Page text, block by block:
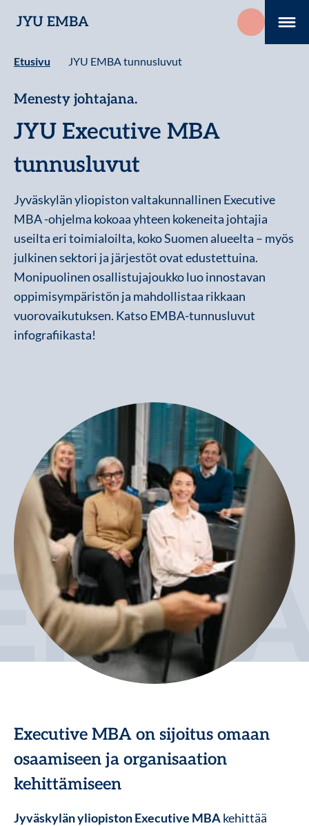
sisältöön
JYU EMBA
Etusivu JYU EMBA tunnusluvut
Menesty johtajana.
JYU Executive MBA
tunnusluvut
Jyväskylän yliopiston valtakunnallinen Executive
MBA -ohjelma kokoaa yhteen kokeneita johtajia
useilta eri toimialoilta, koko Suomen alueelta – myös
julkinen sektori ja järjestöt ovat edustettuina.
Monipuolinen osallistujajoukko luo innostavan
oppimisympäristön ja mahdollistaa rikkaan
vuorovaikutuksen. Katso EMBA-tunnusluvut
infografiikasta!
Executive MBA on sijoitus omaan
osaamiseen ja organisaation
kehittämiseen
Jyväskylän yliopiston Executive MBAkehittää